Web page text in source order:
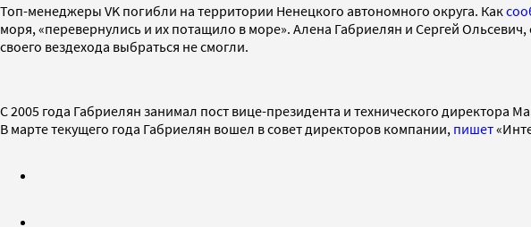
Топ-менеджеры VK погибли на территории Ненецкого автономного округа. Как
моря, «перевернулись и их потащило в море». Алена Габриелян и Сергей
своего вездехода выбраться не смогли.
С 2005 года Габриелян занимал пост вице-президента и технического директора
В марте текущего года Габриелян вошел в совет директоров компании, пишет